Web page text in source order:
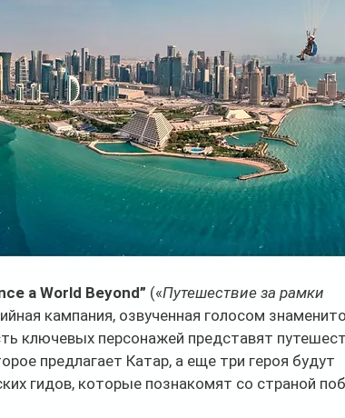
a World Beyond” («Путешествие за рамки
кампания, озвученная голосом
ключевых персонажей представят
предлагает Катар, а еще три героя будут
гидов, которые познакомят со страной